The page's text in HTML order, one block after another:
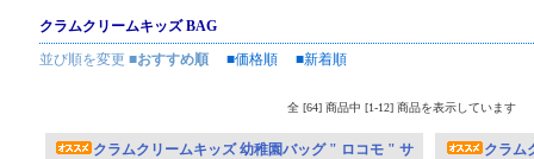
クラムクリームキッズ BAG
並び順を変更 ■おすすめ順 ■価格順 ■新着順
全 [64] 商品中 [1-12] 商品を表示しています
クラムクリームキッズ 幼稚園バッグ " ロコモ " サ
クラム